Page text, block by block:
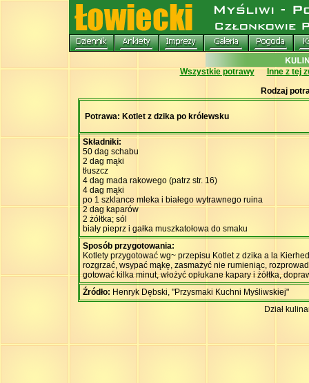
Wszystkie potrawy
Inne z tej
Rodzaj
Potrawa: Kotlet z dzika po królewsku
Składniki:
50 dag schabu
2 dag mąki
tłuszcz
4 dag mada rakowego (patrz str. 16)
4 dag mąki
po 1 szklance mleka i białego wytrawnego ruina
2 dag kaparów
2 żółtka; sól
biały pieprz i gałka muszkatołowa do smaku
Sposób przygotowania:
Kotlety przygotować wg~ przepisu Kotlet z dzika a la
rozgrzać, wsypać mąkę, zasmażyć nie rumieniąc,
gotować kilka minut, włożyć opłukane kapary i żółtka,
Źródło: Henryk Dębski, "Przysmaki Kuchni Myśliwskiej"
Dział